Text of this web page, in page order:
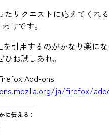
たリクエストに応えてくれ
けです。
を引用するのがかなり楽にな
お試しあれ。
Add-ons
ja/firefox/
に伝える：